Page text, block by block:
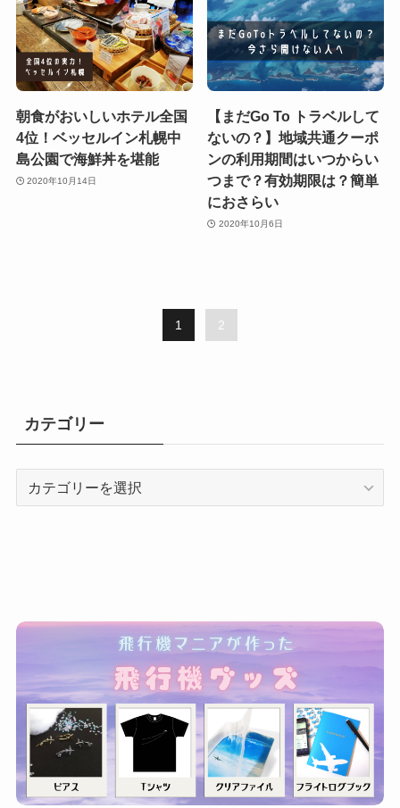
朝食がおいしいホテル全国
4位！ベッセルイン札幌中
島公園で海鮮丼を堪能
2020年10月14日
【まだGo To トラベルして
ないの？】地域共通クーポ
ンの利用期間はいつからい
つまで？有効期限は？簡単
におさらい
2020年10月6日
1 2
カテゴリー